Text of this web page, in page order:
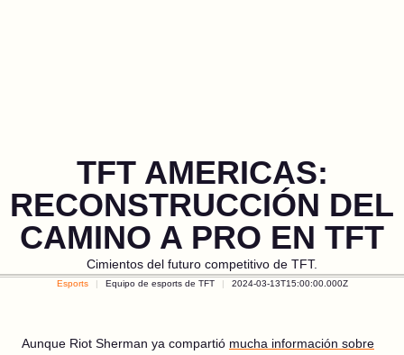
TFT AMERICAS:
RECONSTRUCCIÓN DEL
CAMINO A PRO EN TFT
Cimientos del futuro competitivo de TFT.
Esports Equipo de esports de TFT 2024-03-13T15:00:00.000Z
Aunque Riot Sherman ya compartió mucha información sobre